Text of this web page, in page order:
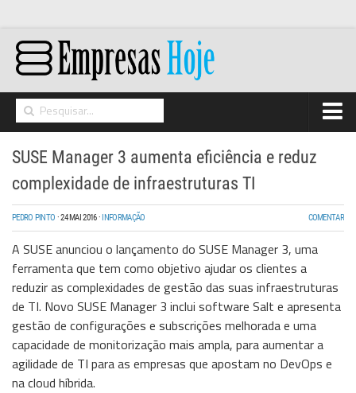
Home
Networking
Segurança
High Tech
Hosting/Cloud
I&D
Opinião
Storage
Wireless
SUSE Manager 3 aumenta eficiência e reduz
complexidade de infraestruturas TI
PEDRO PINTO ·24 MAI 2016· INFORMAÇÃO COMENTAR
A SUSE anunciou o lançamento do SUSE Manager 3, uma
ferramenta que tem como objetivo ajudar os clientes a
reduzir as complexidades de gestão das suas infraestruturas
de TI. Novo SUSE Manager 3 inclui software Salt e apresenta
gestão de configurações e subscrições melhorada e uma
capacidade de monitorização mais ampla, para aumentar a
agilidade de TI para as empresas que apostam no DevOps e
na cloud híbrida.